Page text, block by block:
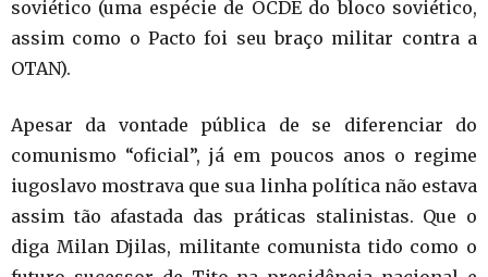
soviético (uma espécie de OCDE do bloco soviético,
assim como o Pacto foi seu braço militar contra a
OTAN).
Apesar da vontade pública de se diferenciar do
comunismo “oficial”, já em poucos anos o regime
iugoslavo mostrava que sua linha política não estava
assim tão afastada das práticas stalinistas. Que o
diga Milan Djilas, militante comunista tido como o